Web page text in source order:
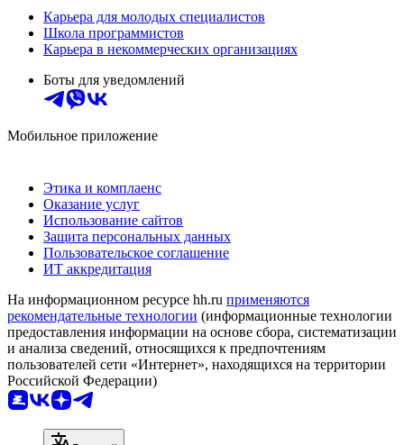
Карьера для молодых специалистов
Школа программистов
Карьера в некоммерческих организациях
Боты для уведомлений
Мобильное приложение
Этика и комплаенс
Оказание услуг
Использование сайтов
Защита персональных данных
Пользовательское соглашение
ИТ аккредитация
На информационном ресурсе hh.ru применяются
рекомендательные технологии (информационные технологии
предоставления информации на основе сбора, систематизации
и анализа сведений, относящихся к предпочтениям
пользователей сети «Интернет», находящихся на территории
Российской Федерации)